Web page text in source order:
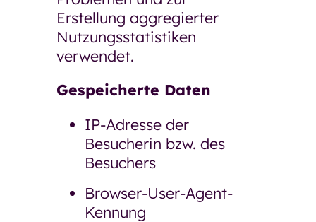
Erstellung aggregierter
Nutzungsstatistiken
verwendet.
Gespeicherte Daten
IP-Adresse der
Besucherin bzw. des
Besuchers
Browser-User-Agent-
Kennung